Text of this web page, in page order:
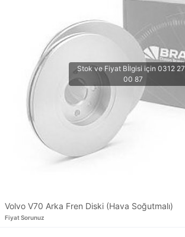
Volvo V70 Arka Fren Diski (Hava Soğutmalı)
Fiyat Sorunuz